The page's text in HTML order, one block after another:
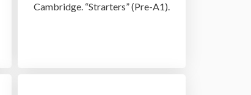
Cambridge. “Strarters” (Pre-A1).